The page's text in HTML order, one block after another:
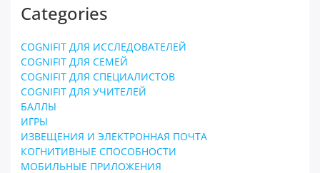
Categories
COGNIFIT ДЛЯ ИССЛЕДОВАТЕЛЕЙ
COGNIFIT ДЛЯ СЕМЕЙ
COGNIFIT ДЛЯ СПЕЦИАЛИСТОВ
COGNIFIT ДЛЯ УЧИТЕЛЕЙ
БАЛЛЫ
ИГРЫ
ИЗВЕЩЕНИЯ И ЭЛЕКТРОННАЯ ПОЧТА
КОГНИТИВНЫЕ СПОСОБНОСТИ
МОБИЛЬНЫЕ ПРИЛОЖЕНИЯ